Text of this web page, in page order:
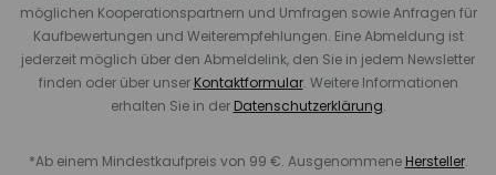
möglichen Kooperationspartnern und Umfragen sowie Anfragen für
Kaufbewertungen und Weiterempfehlungen. Eine Abmeldung ist
jederzeit möglich über den Abmeldelink, den Sie in jedem Newsletter
finden oder über unser Kontaktformular. Weitere Informationen
erhalten Sie in der Datenschutzerklärung.
*Ab einem Mindestkaufpreis von 99 €. Ausgenommene Hersteller.